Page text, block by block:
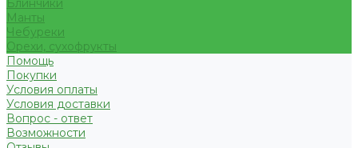
Блинчики
Манты
Чебуреки
Орехи, сухофрукты
Помощь
Покупки
Условия оплаты
Условия доставки
Вопрос - ответ
Возможности